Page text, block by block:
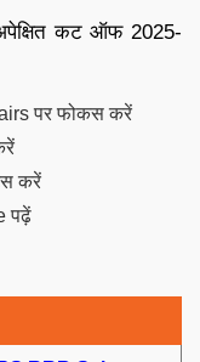
कट ऑफ 2025-
पर फोकस करें
करें
पढ़ें